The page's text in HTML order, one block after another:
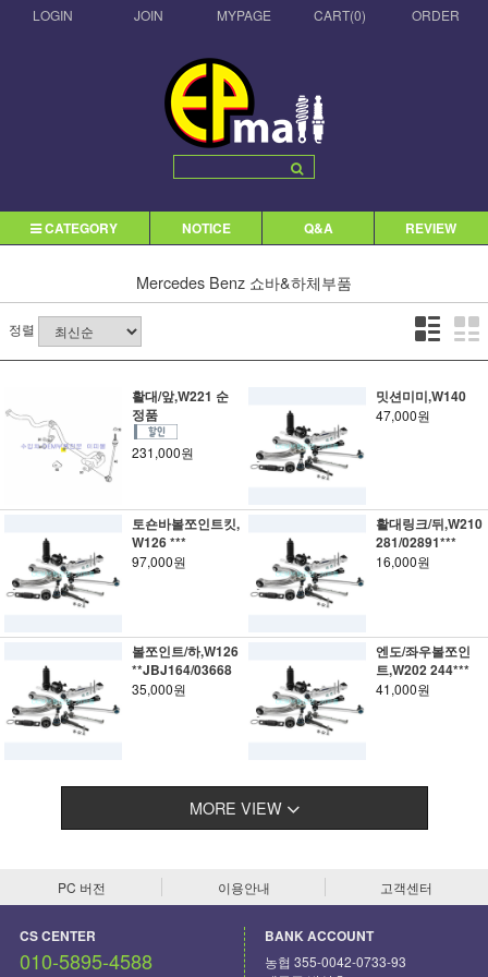
LOGIN JOIN MYPAGE CART(0) ORDER
CATEGORY NOTICE Q&A REVIEW
Mercedes Benz 쇼바&하체부품
정렬
활대/앞,W221 순
정품
231,000원
밋션미미,W140
47,000원
토숀바볼쪼인트킷,
W126 ***
97,000원
활대링크/뒤,W210
281/02891***
16,000원
볼쪼인트/하,W126
**JBJ164/03668
35,000원
엔도/좌우볼쪼인
트,W202 244***
41,000원
MORE VIEW
PC 버전 이용안내 고객센터
CS CENTER
010-5895-4588
BANK ACCOUNT
농협 355-0042-0733-93